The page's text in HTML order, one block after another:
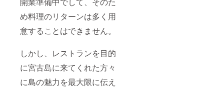
め料理のリターンは多く用
意することはできません。
しかし、レストランを目的
に宮古島に来てくれた方々
に島の魅力を最大限に伝え